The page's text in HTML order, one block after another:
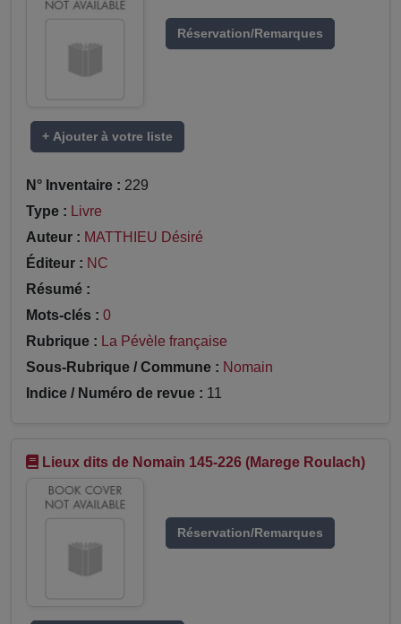
Réservation/Remarques
+ Ajouter à votre liste
N° Inventaire : 229
Type : Livre
Auteur : MATTHIEU Désiré
Éditeur : NC
Résumé :
Mots-clés : 0
Rubrique : La Pévèle française
Sous-Rubrique / Commune : Nomain
Indice / Numéro de revue : 11
Lieux dits de Nomain 145-226 (Marege Roulach)
Réservation/Remarques